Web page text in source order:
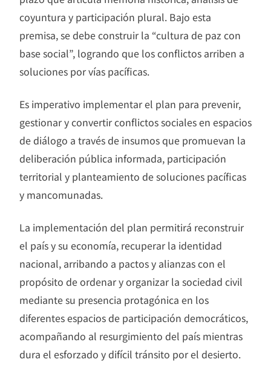
coyuntura y participación plural. Bajo esta
premisa, se debe construir la “cultura de paz con
base social”, logrando que los conflictos arriben a
soluciones por vías pacíficas.
Es imperativo implementar el plan para prevenir,
gestionar y convertir conflictos sociales en espacios
de diálogo a través de insumos que promuevan la
deliberación pública informada, participación
territorial y planteamiento de soluciones pacíficas
y mancomunadas.
La implementación del plan permitirá reconstruir
el país y su economía, recuperar la identidad
nacional, arribando a pactos y alianzas con el
propósito de ordenar y organizar la sociedad civil
mediante su presencia protagónica en los
diferentes espacios de participación democráticos,
acompañando al resurgimiento del país mientras
dura el esforzado y difícil tránsito por el desierto.